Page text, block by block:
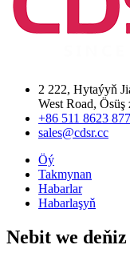
2 222, Hytaýyň
West Road, Ösüş
+86 511 8623
sales@cdsr.cc
Öý
Takmynan
Habarlar
Habarlaşyň
Nebit we deňiz